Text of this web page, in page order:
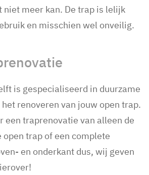
niet meer kan. De trap is lelijk
en misschien wel onveilig.
is gespecialiseerd in duurzame
renoveren van jouw open trap.
een traprenovatie van alleen de
open trap of een complete
en onderkant dus, wij geven